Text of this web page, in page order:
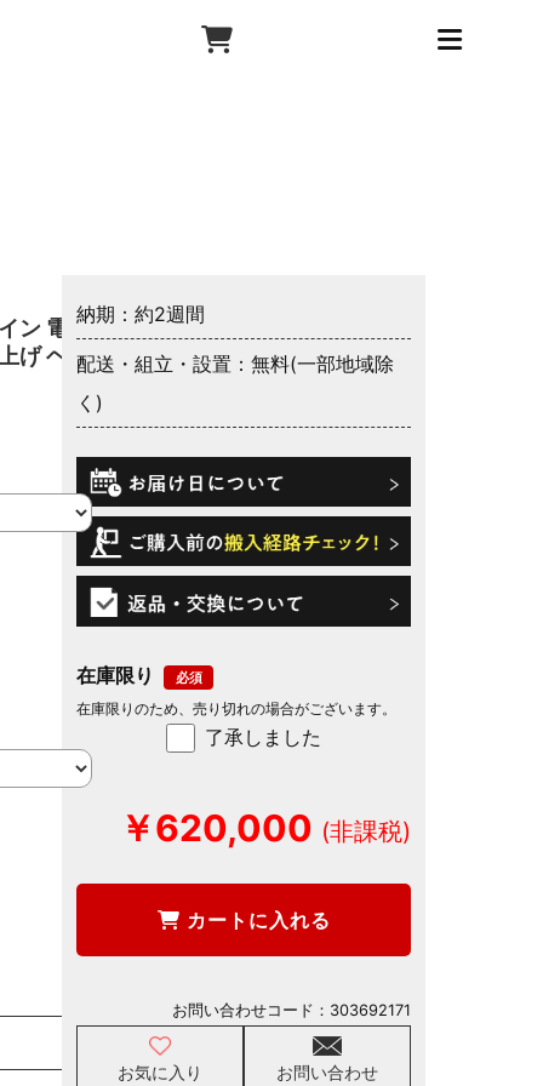
ン 電動
げ ヘッ
納期：約2週間
配送・組立・設置：無料(一部地域除
く)
在庫限り
了承しました
在庫限りのため、売り切れの場合がございます。
￥620,000
カートに入れる
お気に入り お問い合わせ
お問い合わせコード： 303692171